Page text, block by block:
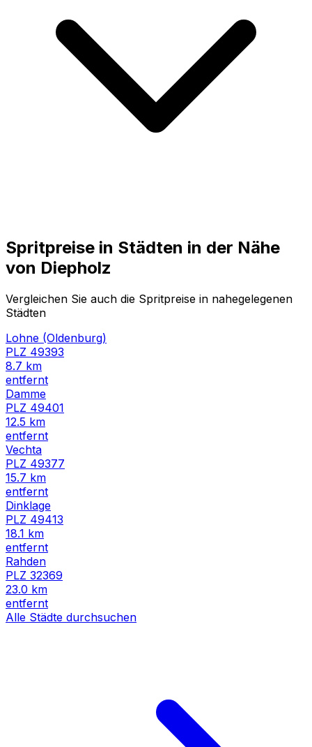
Spritpreise in Städten in der Nähe
von Diepholz
Vergleichen Sie auch die Spritpreise in nahegelegenen
Städten
Lohne (Oldenburg)
PLZ 49393
8.7 km
entfernt
Damme
PLZ 49401
12.5 km
entfernt
Vechta
PLZ 49377
15.7 km
entfernt
Dinklage
PLZ 49413
18.1 km
entfernt
Rahden
PLZ 32369
23.0 km
entfernt
Alle Städte durchsuchen